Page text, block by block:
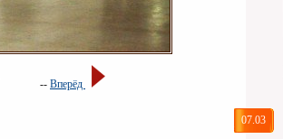
-- Вперёд
07.03